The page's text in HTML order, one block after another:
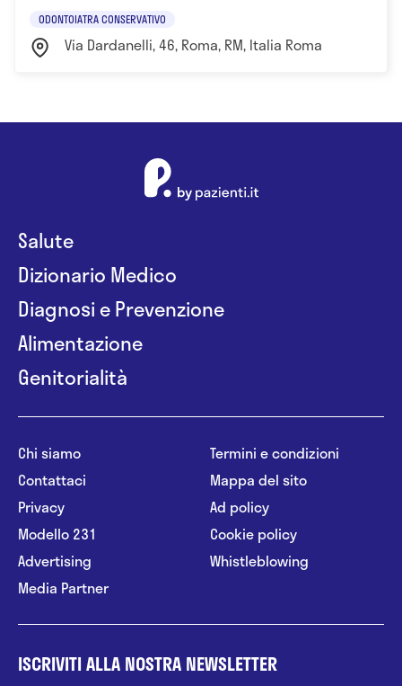
ODONTOIATRA CONSERVATIVO
Via Dardanelli, 46, Roma, RM, Italia Roma
Salute
Dizionario Medico
Diagnosi e Prevenzione
Alimentazione
Genitorialità
Chi siamo
Contattaci
Privacy
Modello 231
Advertising
Media Partner
Termini e condizioni
Mappa del sito
Ad policy
Cookie policy
Whistleblowing
ISCRIVITI ALLA NOSTRA NEWSLETTER